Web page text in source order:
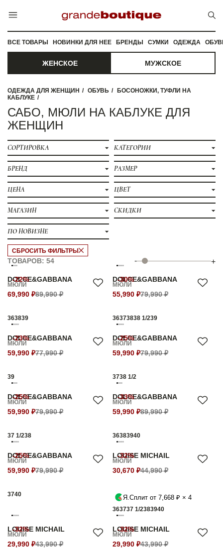
ВСЕ ТОВАРЫ НОВИНКИ ДЛЯ НЕЕ БРЕНДЫ СУМКИ ОДЕЖДА
ЖЕНСКОЕ МУЖСКОЕ
ОДЕЖДА ДЛЯ ЖЕНЩИН ОБУВЬ
БОСОНОЖКИ, ТУФЛИ НА
КАБЛУКЕ
САБО, МЮЛИ НА КАБЛУКЕ ДЛЯ
ЖЕНЩИН
СОРТИРОВКА КАТЕГОРИИ
БРЕНД РАЗМЕР
ЦЕНА ЦВЕТ
МАГАЗИН СКИДКИ
ПО НОВИЗНЕ
СБРОСИТЬ ФИЛЬТРЫ
ТОВАРОВ: 54 - +
-22%
DOLCE&GABBANA
МЮЛИ
69,990 ₽89,990 ₽
363839
-30%
DOLCE&GABBANA
МЮЛИ
55,990 ₽79,990 ₽
36373838 1/239
-23%
DOLCE&GABBANA
МЮЛИ
59,990 ₽77,990 ₽
39
-25%
DOLCE&GABBANA
МЮЛИ
59,990 ₽79,990 ₽
3738 1/2
-25%
DOLCE&GABBANA
МЮЛИ
59,990 ₽79,990 ₽
37 1/238
-33%
DOLCE&GABBANA
МЮЛИ
59,990 ₽89,990 ₽
36383940
-25%
DOLCE&GABBANA
МЮЛИ
59,990 ₽79,990 ₽
3740
-32%
LOUISE MICHAIL
МЮЛИ
30,670 ₽44,990 ₽
Я.Сплит от 7,668 ₽ × 4
363737 1/2383940
-32%
LOUISE MICHAIL
МЮЛИ
29,990 ₽43,990 ₽
-32%
LOUISE MICHAIL
МЮЛИ
29,990 ₽43,990 ₽